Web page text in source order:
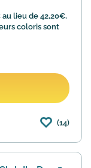
lieu de 42,20€,
coloris sont
(14)